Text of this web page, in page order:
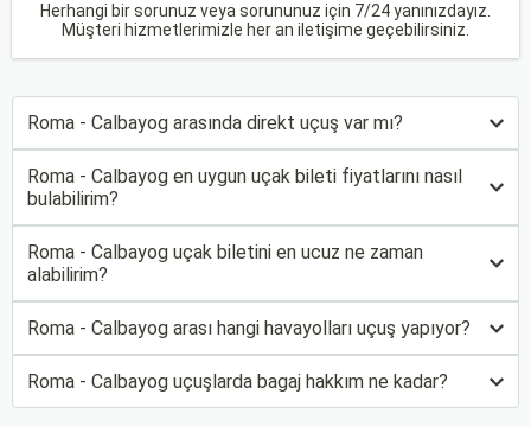
Herhangi bir sorunuz veya sorununuz için 7/24 yanınızdayız.
Müşteri hizmetlerimizle her an iletişime geçebilirsiniz.
Roma - Calbayog arasında direkt uçuş var mı?
Roma - Calbayog en uygun uçak bileti fiyatlarını nasıl
bulabilirim?
Roma - Calbayog uçak biletini en ucuz ne zaman
alabilirim?
Roma - Calbayog arası hangi havayolları uçuş yapıyor?
Roma - Calbayog uçuşlarda bagaj hakkım ne kadar?